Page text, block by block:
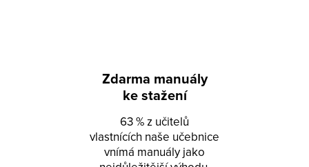
Zdarma manuály
ke stažení
63 % z učitelů
vlastnících naše učebnice
vnímá manuály jako